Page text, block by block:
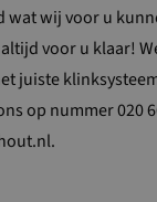
wat wij voor u
voor u klaar!
juiste
op nummer 020